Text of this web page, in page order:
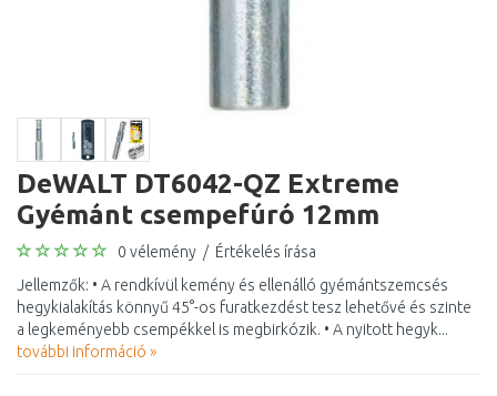
DeWALT DT6042-QZ Extreme
Gyémánt csempefúró 12mm
0 vélemény / Értékelés írása
Jellemzők: • A rendkívül kemény és ellenálló gyémántszemcsés
hegykialakítás könnyű 45°-os furatkezdést tesz lehetővé és szinte
a legkeményebb csempékkel is megbirkózik. • A nyitott hegyk...
további információ »